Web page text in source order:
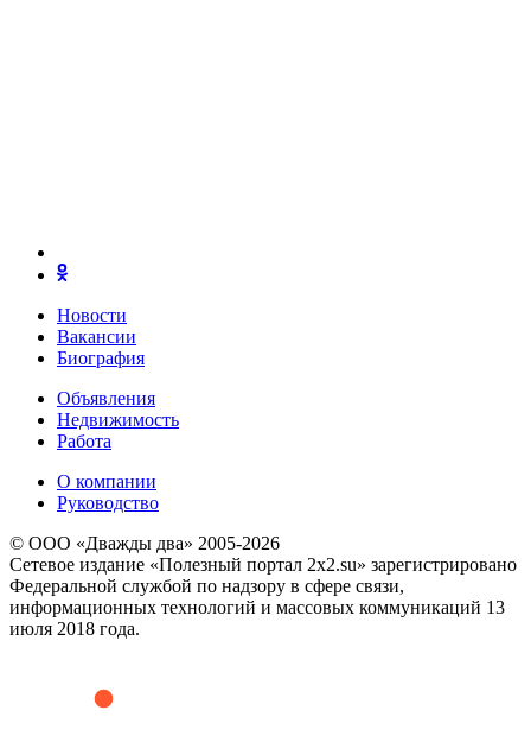
Новости
Вакансии
Биография
Объявления
Недвижимость
Работа
О компании
Руководство
© ООО «Дважды два» 2005-2026
Сетевое издание «Полезный портал 2x2.su» зарегистрировано
Федеральной службой по надзору в сфере связи,
информационных технологий и массовых коммуникаций 13
июля 2018 года.